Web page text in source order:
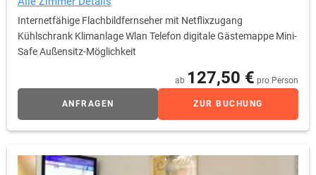
Internetfähige Flachbildfernseher mit Netflixzugang
Kühlschrank Klimanlage Wlan Telefon digitale Gästemappe Mini-
Safe Außensitz-Möglichkeit
ab 127,50 € pro Person
ANFRAGEN ZUR BUCHUNG